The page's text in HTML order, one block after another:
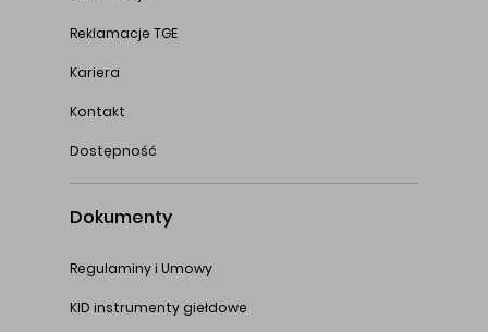
Reklamacje TGE
Kariera
Kontakt
Dostępność
Dokumenty
Regulaminy i Umowy
KID instrumenty giełdowe